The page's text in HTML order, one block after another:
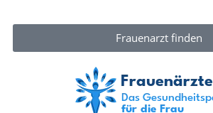
Frauenarzt finden